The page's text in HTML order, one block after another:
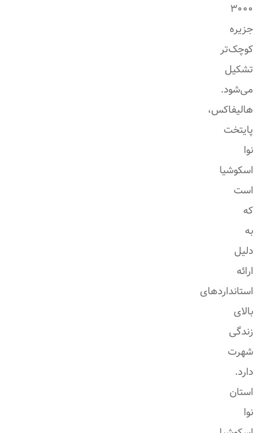
3000
جزیره
کوچک‌تر
تشکیل
می‌شود.
هالیفاکس،
پایتخت
نوا
اسکوشیا
است
که
به
دلیل
ارائه
استانداردهای
بالای
زندگی
شهرت
دارد.
استان
نوا